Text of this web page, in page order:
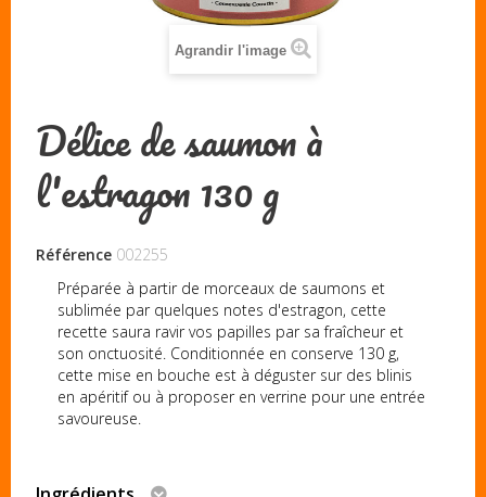
Agrandir l'image
Délice de saumon à
l'estragon 130 g
Référence 002255
Préparée à partir de morceaux de saumons et
sublimée par quelques notes d'estragon, cette
recette saura ravir vos papilles par sa fraîcheur et
son onctuosité. Conditionnée en conserve 130 g,
cette mise en bouche est à déguster sur des blinis
en apéritif ou à proposer en verrine pour une entrée
savoureuse.